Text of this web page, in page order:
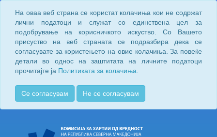
На оваа веб страна се користат колачиња кои не содржат
лични податоци и служат со единствена цел за
подобрување на корисничкото искуство. Со Вашето
присуство на веб страната се подразбира дека се
согласувате за користењето на овие колачиња. За повеќе
детали во однос на заштитата на личните податоци
прочитајте ја Политиката за колачиња.
Се согласувам Не се согласувам